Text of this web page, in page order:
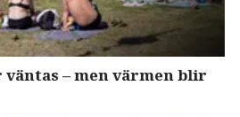
väntas – men värmen blir